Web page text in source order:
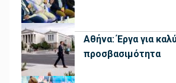
Αθήνα: Έργα για
προσβασιμότητα